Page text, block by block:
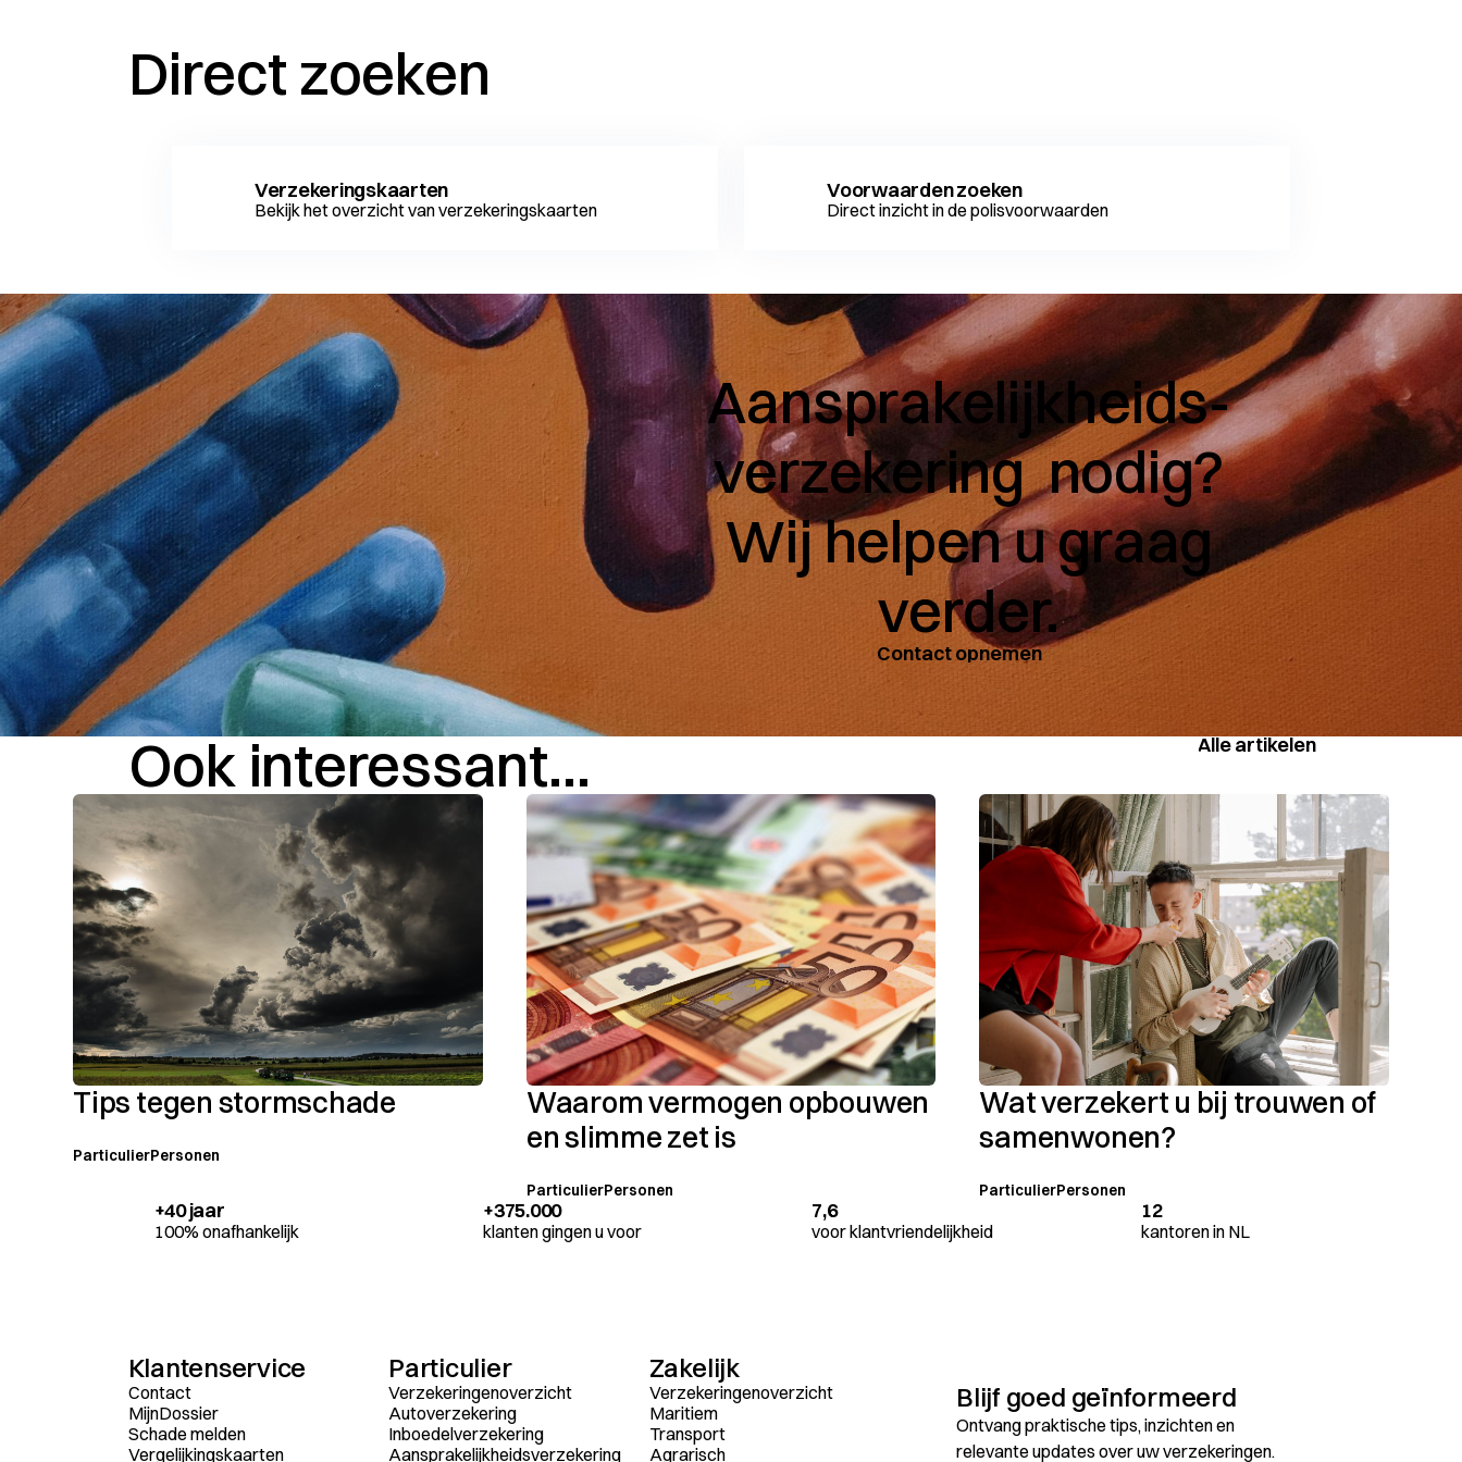
Direct zoeken
Verzekeringskaarten
Bekijk het overzicht van verzekeringskaarten
Voorwaarden zoeken
Direct inzicht in de polisvoorwaarden
Aansprakelijkheids­
verzekeringnodig?
Wij helpen u graag
verder.
Contact opnemen
Ook interessant... Alle artikelen
Tips tegen stormschade
ParticulierPersonen
Waarom vermogen opbouwen
en slimme zet is
ParticulierPersonen
Wat verzekert u bij trouwen of
samenwonen?
ParticulierPersonen
+40 jaar
100% onafhankelijk
+375.000
klanten gingen u voor
7,6
voor klantvriendelijkheid
12
kantoren in NL
Klantenservice
Contact
MijnDossier
Schade melden
Vergelijkingskaarten
Particulier
Verzekeringenoverzicht
Autoverzekering
Inboedelverzekering
Aansprakelijkheidsverzekering
Zakelijk
Verzekeringenoverzicht
Maritiem
Transport
Agrarisch
Blijf goed geïnformeerd
Ontvang praktische tips, inzichten en
relevante updates over uw verzekeringen.